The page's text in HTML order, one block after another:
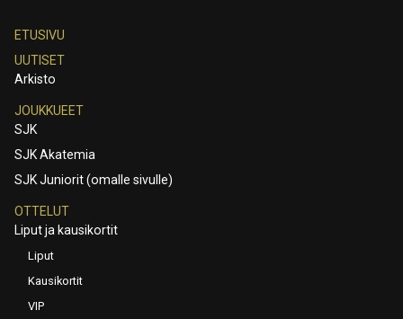
ETUSIVU
UUTISET
Arkisto
JOUKKUEET
SJK
SJK Akatemia
SJK Juniorit (omalle sivulle)
OTTELUT
Liput ja kausikortit
Liput
Kausikortit
VIP